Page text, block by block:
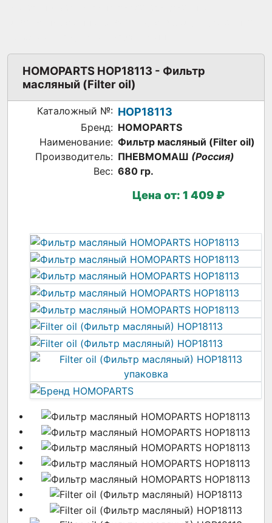
HOMOPARTS HOP18113 - Фильтр
масляный (Filter oil)
Каталожный №: HOP18113
Бренд: HOMOPARTS
Наименование: Фильтр масляный (Filter oil)
Производитель: ПНЕВМОМАШ (Россия)
Вес: 680 гр.
Цена от: 1 409 ₽